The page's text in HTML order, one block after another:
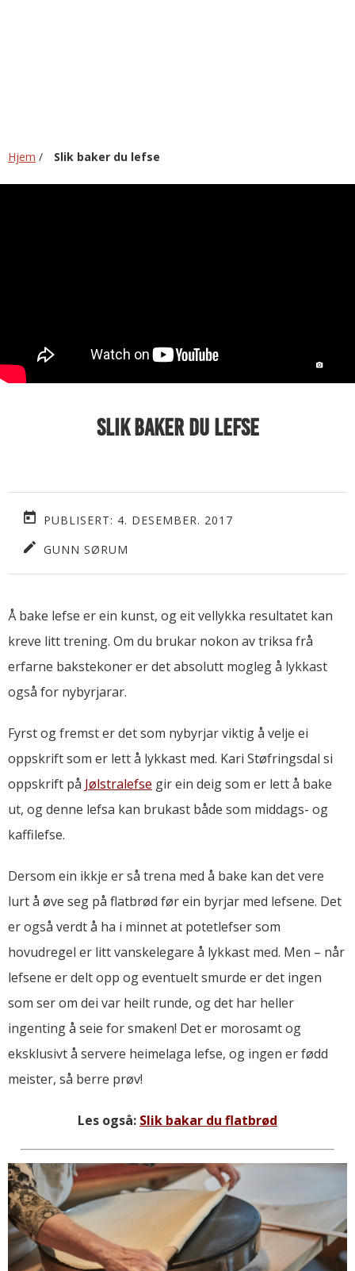
Hjem / Slik baker du lefse
Slik baker du lefse
PUBLISERT: 4. DESEMBER. 2017
GUNN SØRUM
Å bake lefse er ein kunst, og eit vellykka resultatet kan
kreve litt trening. Om du brukar nokon av triksa frå
erfarne bakstekoner er det absolutt mogleg å lykkast
også for nybyrjarar.
Fyrst og fremst er det som nybyrjar viktig å velje ei
oppskrift som er lett å lykkast med. Kari Støfringsdal si
oppskrift på Jølstralefse gir ein deig som er lett å bake
ut, og denne lefsa kan brukast både som middags- og
kaffilefse.
Dersom ein ikkje er så trena med å bake kan det vere
lurt å øve seg på flatbrød før ein byrjar med lefsene. Det
er også verdt å ha i minnet at potetlefser som
hovudregel er litt vanskelegare å lykkast med. Men – når
lefsene er delt opp og eventuelt smurde er det ingen
som ser om dei var heilt runde, og det har heller
ingenting å seie for smaken! Det er morosamt og
eksklusivt å servere heimelaga lefse, og ingen er fødd
meister, så berre prøv!
Les også: Slik bakar du flatbrød